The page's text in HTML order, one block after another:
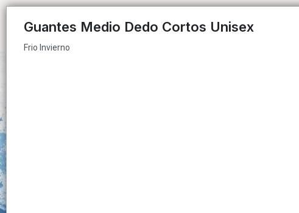
Frio Invierno
Guantes Medio Dedo Cortos Unisex
Frio Invierno